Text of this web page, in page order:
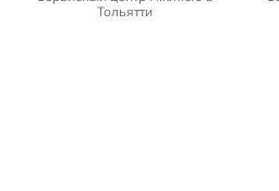
Тольятти